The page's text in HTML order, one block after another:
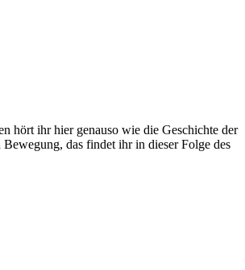
hört ihr hier genauso wie die Geschichte der
das findet ihr in dieser Folge des